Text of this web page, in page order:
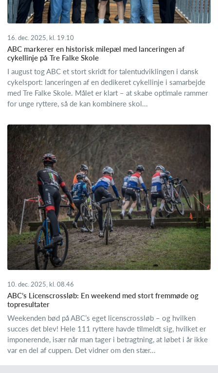
16. dec. 2025, kl. 19.10
ABC markerer en historisk milepæl med lanceringen af
cykellinje på Tre Falke Skole
I august tog ABC et stort skridt for talentudviklingen i dansk
cykelsport: lanceringen af en dedikeret cykellinje i samarbejde
med Tre Falke Skole. Målet er klart – at skabe optimale rammer
for unge ryttere, så de kan kombinere skol...
10. dec. 2025, kl. 08.46
ABC’s Licenscrossløb: En weekend med stort fremmøde og
topresultater
Weekenden bød på ABC’s eget licenscrossløb – og hvilken
succes det blev! Hele 111 ryttere havde tilmeldt sig, hvilket er
imponerende, især når man tager i betragtning, at løbet i år ikke
var en del af cuppen. Det vidner om den stær...